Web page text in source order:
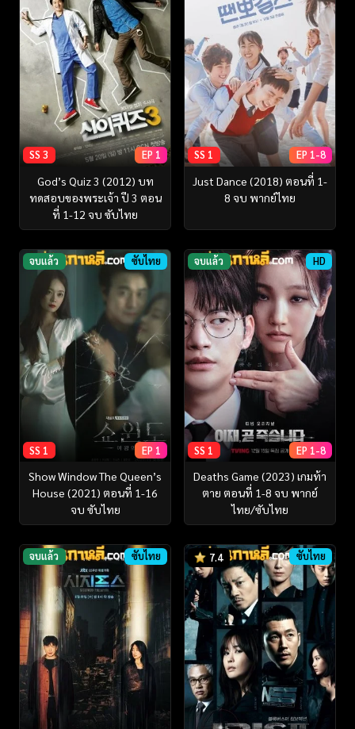
SS 3 EP 1
God’s Quiz 3 (2012) บท
ทดสอบของพระเจ้า ปี 3 ตอน
ที่ 1-12 จบ ซับไทย
SS 1 EP 1-8
Just Dance (2018) ตอนที่ 1-
8 จบ พากย์ไทย
จบแล้ว ซับไทย
SS 1 EP 1
Show Window The Queen’s
House (2021) ตอนที่ 1-16
จบ ซับไทย
จบแล้ว HD
SS 1 EP 1-8
Deaths Game (2023) เกมท้า
ตาย ตอนที่ 1-8 จบ พากย์
ไทย/ซับไทย
จบแล้ว ซับไทย 7.4 ซับไทย